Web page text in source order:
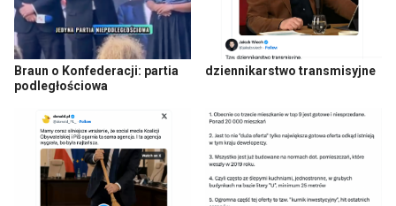
Braun o Konfederacji: partia
podległościowa
dziennikarstwo transmisyjne